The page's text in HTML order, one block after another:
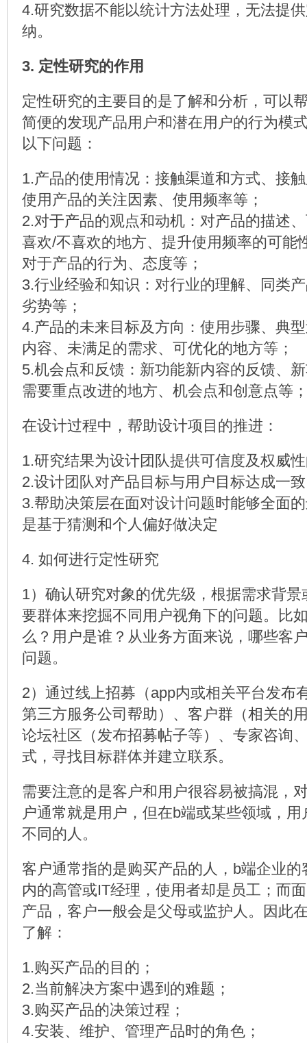
4.研究数据不能以统计方法处理，无法提
纳。
3. 定性研究的作用
定性研究的主要目的是了解和分析，可以
简便的发现产品用户和潜在用户的行为模
以下问题：
1.产品的使用情况：接触渠道和方式、接
使用产品的关注因素、使用频率等；
2.对于产品的观点和动机：对产品的描述
喜欢/不喜欢的地方、提升使用频率的可能
对于产品的行为、态度等；
3.行业经验和知识：对行业的理解、同类
劣势等；
4.产品的未来目标及方向：使用步骤、典
内容、未满足的需求、可优化的地方等；
5.机会点和反馈：新功能新内容的反馈、
需要重点改进的地方、机会点和创意点等
在设计过程中，帮助设计项目的推进：
1.研究结果为设计团队提供可信度及权威
2.设计团队对产品目标与用户目标达成一
3.帮助决策层在面对设计问题时能够全面
是基于猜测和个人偏好做决定
4. 如何进行定性研究
1）确认研究对象的优先级，根据需求背
要群体来挖掘不同用户视角下的问题。比
么？用户是谁？从业务方面来说，哪些客
问题。
2）通过线上招募（app内或相关平台发布
第三方服务公司帮助）、客户群（相关的
论坛社区（发布招募帖子等）、专家咨询
式，寻找目标群体并建立联系。
需要注意的是客户和用户很容易被搞混，
户通常就是用户，但在b端或某些领域，
不同的人。
客户通常指的是购买产品的人，b端企业
内的高管或IT经理，使用者却是员工；而
产品，客户一般会是父母或监护人。因此
了解：
1.购买产品的目的；
2.当前解决方案中遇到的难题；
3.购买产品的决策过程；
4.安装、维护、管理产品时的角色；